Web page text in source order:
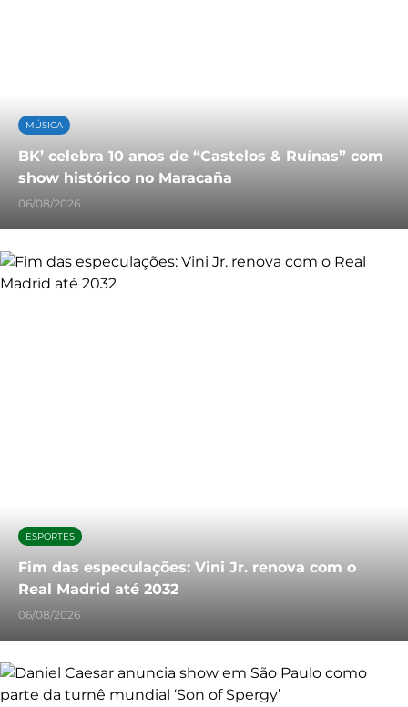
MÚSICA
BK’ celebra 10 anos de “Castelos & Ruínas” com
show histórico no Maracaña
06/08/2026
ESPORTES
Fim das especulações: Vini Jr. renova com o
Real Madrid até 2032
06/08/2026